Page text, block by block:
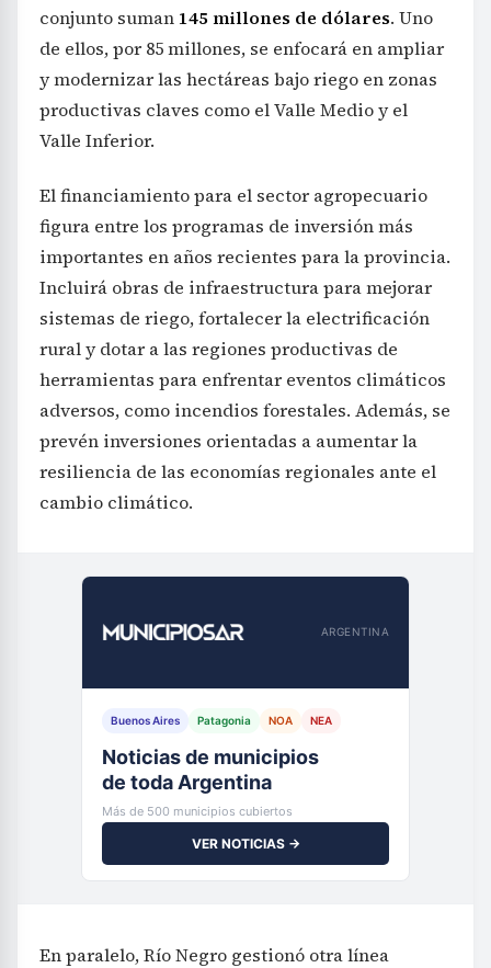
conjunto suman 145 millones de dólares. Uno
de ellos, por 85 millones, se enfocará en ampliar
y modernizar las hectáreas bajo riego en zonas
productivas claves como el Valle Medio y el
Valle Inferior.
El financiamiento para el sector agropecuario
figura entre los programas de inversión más
importantes en años recientes para la provincia.
Incluirá obras de infraestructura para mejorar
sistemas de riego, fortalecer la electrificación
rural y dotar a las regiones productivas de
herramientas para enfrentar eventos climáticos
adversos, como incendios forestales. Además, se
prevén inversiones orientadas a aumentar la
resiliencia de las economías regionales ante el
cambio climático.
ARGENTINA
Buenos Aires Patagonia NOA NEA
Noticias de municipios
de toda Argentina
Más de 500 municipios cubiertos
VER NOTICIAS →
En paralelo, Río Negro gestionó otra línea